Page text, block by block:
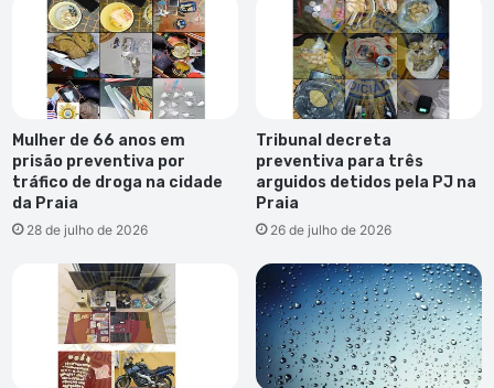
sexta
Mulher de 66 anos em
prisão preventiva por
tráfico de droga na cidade
da Praia
28 de julho de 2026
Tribunal decreta
preventiva para três
arguidos detidos pela PJ na
Praia
26 de julho de 2026